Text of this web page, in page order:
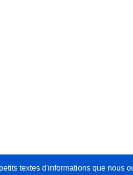
textes d'informations que nous